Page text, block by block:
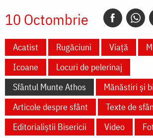
10 Octombrie
Acatist Rugăciuni Viață
Icoane
Locuri de pelerinaj
Sfântul Munte Athos
Mănăstiri și
Articole despre sfânt
Texte de
Editorialiștii Bisericii
Video